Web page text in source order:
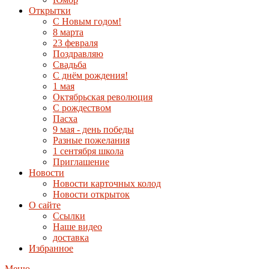
Открытки
С Новым годом!
8 марта
23 февраля
Поздравляю
Свадьба
С днём рождения!
1 мая
Октябрьская революция
С рождеством
Пасха
9 мая - день победы
Разные пожелания
1 сентября школа
Приглашение
Новости
Новости карточных колод
Новости открыток
О сайте
Ссылки
Наше видео
доставка
Избранное